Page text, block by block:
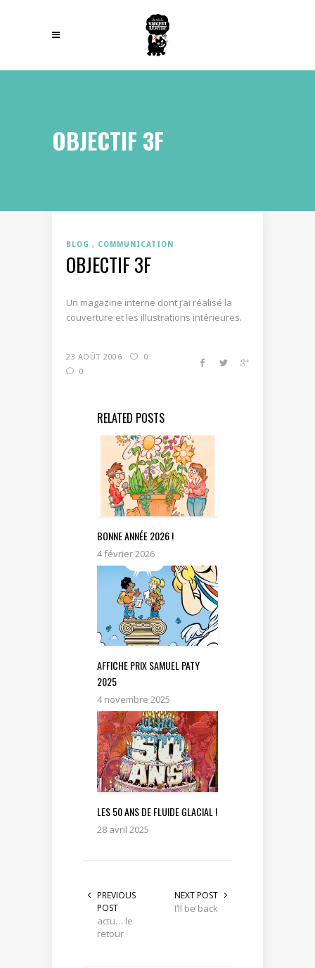
OBJECTIF 3F
BLOG COMMUNICATION
OBJECTIF 3F
Un magazine interne dont j’ai réalisé la
couverture et les illustrations intérieures.
23 AOÛT 2006
0
0
RELATED POSTS
BONNE ANNÉE 2026 !
4 février 2026
AFFICHE PRIX SAMUEL PATY
2025
4 novembre 2025
LES 50 ANS DE FLUIDE GLACIAL !
28 avril 2025
PREVIOUS
POST
actu… le
retour
NEXT POST
I’ll be back